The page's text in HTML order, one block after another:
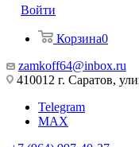
Войти
Корзина0
zamkoff64@inbox.ru
410012 г. Саратов,
Telegram
MAX